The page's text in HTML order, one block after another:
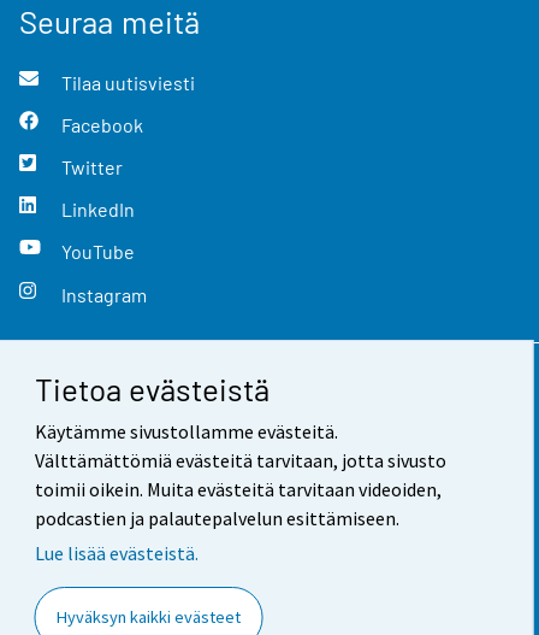
Tietoa evästeistä
Käytämme sivustollamme evästeitä.
Välttämättömiä evästeitä tarvitaan, jotta sivusto
toimii oikein. Muita evästeitä tarvitaan videoiden,
podcastien ja palautepalvelun esittämiseen.
Lue lisää evästeistä.
Hyväksyn kaikki evästeet
Seuraa meitä
Tilaa uutisviesti
Facebook
Twitter
LinkedIn
YouTube
Instagram
Yhteystiedot
Palaute
Käyttöehdot
Saavutettavuus